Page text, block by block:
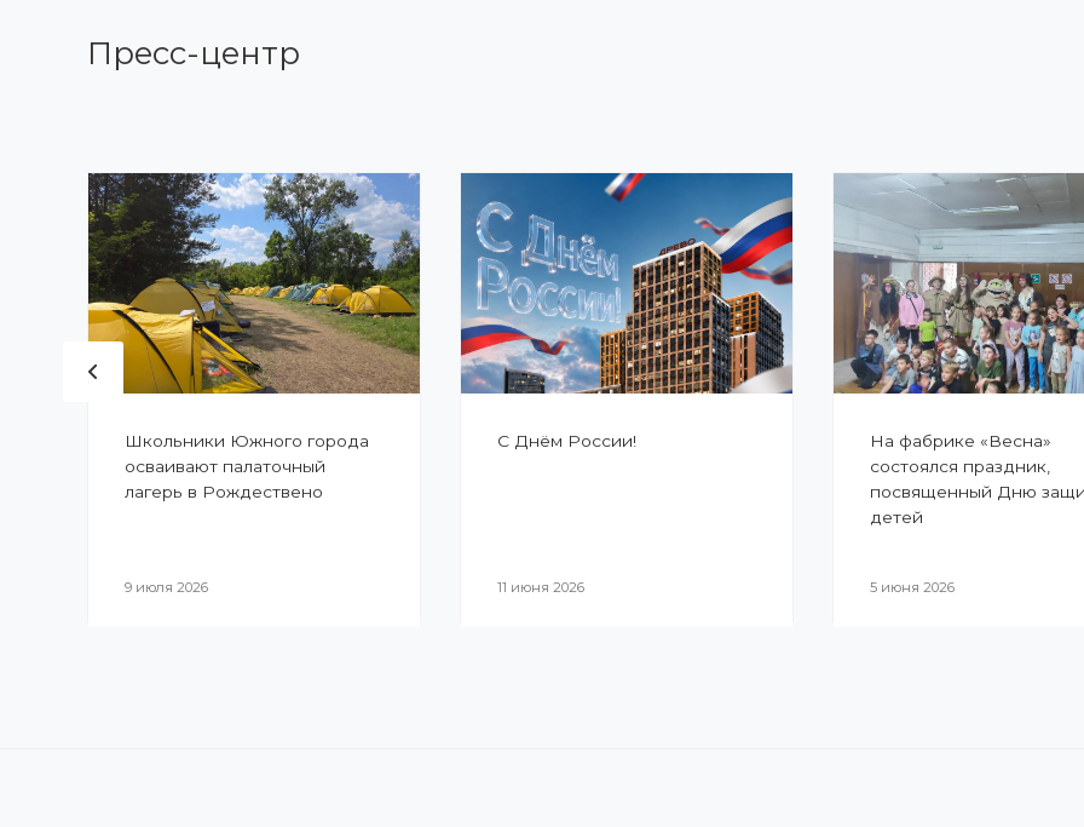
Пресс-центр
Школьники Южного города
осваивают палаточный
лагерь в Рождествено
9 июля 2026
С Днём России!
11 июня 2026
На фабрике «Весна»
состоялся праздник,
посвященный Дню
детей
5 июня 2026